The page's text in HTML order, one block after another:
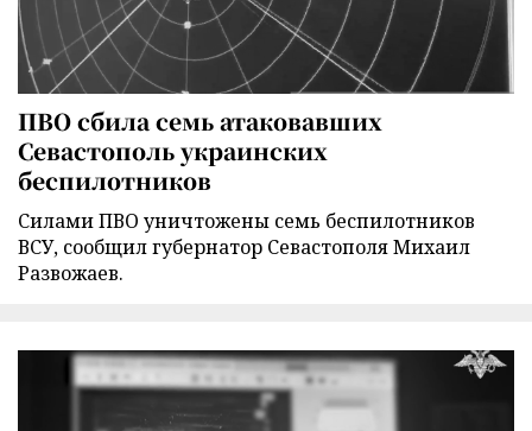
ПВО сбила семь атаковавших
Севастополь украинских
беспилотников
Силами ПВО уничтожены семь беспилотников
ВСУ, сообщил губернатор Севастополя Михаил
Развожаев.